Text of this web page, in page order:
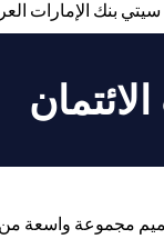
بنك الإمارات
تصميم مجموعة